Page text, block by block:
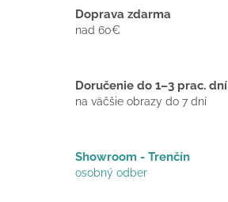
Doprava zdarma
nad 60€
Doručenie do 1–3 prac. dní
na väčšie obrazy do 7 dní
Showroom - Trenčín
osobný odber